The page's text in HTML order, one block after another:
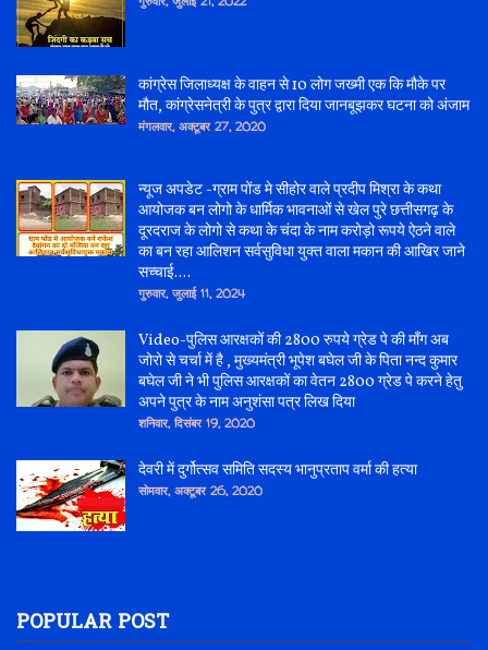
कांग्रेस जिलाध्यक्ष के वाहन से 10 लोग जख्मी एक कि मौके पर
मौत, कांग्रेसनेत्री के पुत्र द्वारा दिया जानबूझकर घटना को अंजाम
मंगलवार, अक्टूबर 27, 2020
न्यूज अपडेट -ग्राम पोंड मे सीहोर वाले प्रदीप मिश्रा के कथा
आयोजक बन लोगो के धार्मिक भावनाओं से खेल पुरे छत्तीसगढ़ के
दूरदराज के लोगो से कथा के चंदा के नाम करोड़ो रूपये ऐठने वाले
का बन रहा आलिशन सर्वसुविधा युक्त वाला मकान की आखिर जाने
सच्चाई....
गुरुवार, जुलाई 11, 2024
Video-पुलिस आरक्षकों की 2800 रुपये ग्रेड पे की माँग अब
जोरो से चर्चा में है , मुख्यमंत्री भूपेश बघेल जी के पिता नन्द कुमार
बघेल जी ने भी पुलिस आरक्षकों का वेतन 2800 ग्रेड पे करने हेतु
अपने पुत्र के नाम अनुशंसा पत्र लिख दिया
शनिवार, दिसंबर 19, 2020
देवरी में दुर्गोत्सव समिति सदस्य भानुप्रताप वर्मा की हत्या
सोमवार, अक्टूबर 26, 2020
POPULAR POST